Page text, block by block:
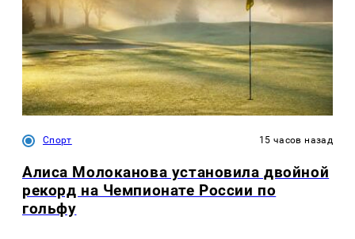
Спорт 15 часов назад
Алиса Молоканова установила двойной
рекорд на Чемпионате России по
гольфу